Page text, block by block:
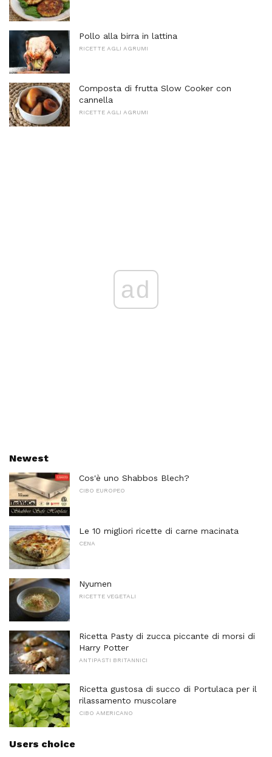
Pollo alla birra in lattina
RICETTE AGLI AGRUMI
Composta di frutta Slow Cooker con
cannella
RICETTE AGLI AGRUMI
ad
Newest
Cos'è uno Shabbos Blech?
CIBO EUROPEO
Le 10 migliori ricette di carne macinata
CENA
Nyumen
RICETTE VEGETALI
Ricetta Pasty di zucca piccante di morsi di
Harry Potter
ANTIPASTI BRITANNICI
Ricetta gustosa di succo di Portulaca per il
rilassamento muscolare
CIBO AMERICANO
Users choice